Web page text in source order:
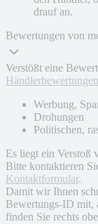
drauf an.
Bewertungen von
Verstößt eine
Händlerbewertungen
Werbung,
Drohungen
Politischen,
Es liegt ein Verstoß
Bitte kontaktieren
Kontaktformular.
Damit wir Ihnen
Bewertungs-ID mit,
finden Sie rechts